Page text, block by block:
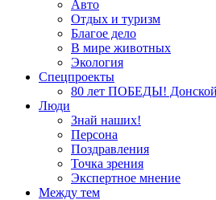
Авто
Отдых и туризм
Благое дело
В мире животных
Экология
Спецпроекты
80 лет ПОБЕДЫ!
Люди
Знай наших!
Персона
Поздравления
Точка зрения
Экспертное мнение
Между тем